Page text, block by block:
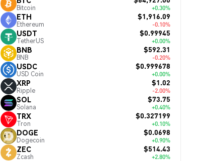
Bitcoin +0.30%
ETH
Ethereum
$1,916.09
-0.10%
USDT
TetherUS
$0.99945
+0.00%
BNB
BNB
$592.31
-0.20%
USDC
USD Coin
$0.999678
+0.00%
XRP
Ripple
$1.02
-2.00%
SOL
Solana
$73.75
+0.40%
TRX
Tron
$0.327199
+0.10%
DOGE
Dogecoin
$0.0698
+0.90%
ZEC
Zcash
$514.43
+2.80%